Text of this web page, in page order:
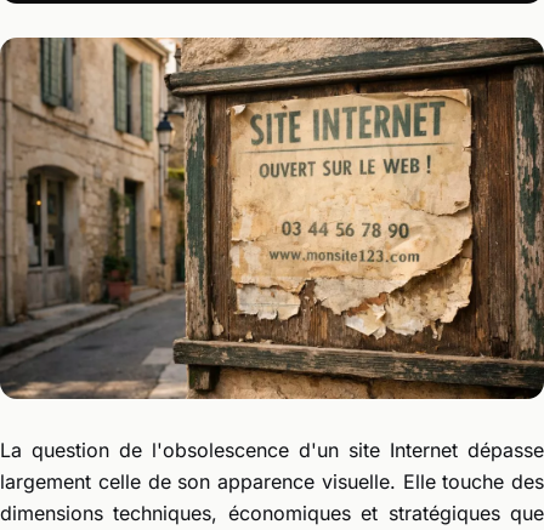
La question de l'obsolescence d'un site Internet dépasse
largement celle de son apparence visuelle. Elle touche des
dimensions techniques, économiques et stratégiques que